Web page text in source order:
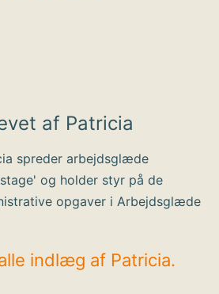
af Patricia
spreder arbejdsglæde
og holder styr på de
opgaver i Arbejdsglæde
indlæg af Patricia.